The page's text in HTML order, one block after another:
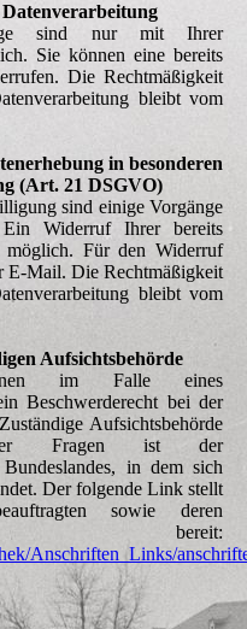
sind nur mit Ihrer
Sie können eine bereits
Die Rechtmäßigkeit
bleibt vom
in besonderen
(Art. 21 DSGVO)
sind einige Vorgänge
Widerruf Ihrer bereits
Für den Widerruf
E-Mail. Die Rechtmäßigkeit
bleibt vom
Aufsichts­behörde
im Falle eines
Beschwerderecht bei der
Aufsichtsbehörde
Fragen ist der
Bundeslandes, in dem sich
Der folgende Link stellt
sowie deren
bereit:
Anschriften_Links/